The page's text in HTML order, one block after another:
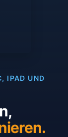
IPAD UND